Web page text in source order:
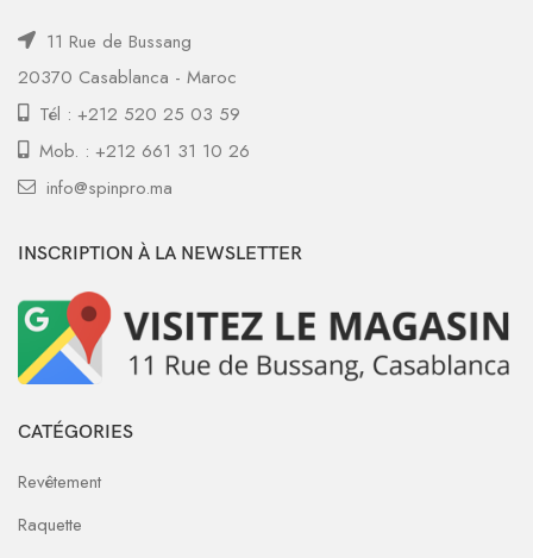
11 Rue de Bussang
20370 Casablanca - Maroc
Tél : +212 520 25 03 59
Mob. : +212 661 31 10 26
info@spinpro.ma
INSCRIPTION À LA NEWSLETTER
CATÉGORIES
Revêtement
Raquette